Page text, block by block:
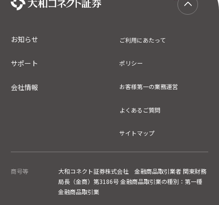
お知らせ
サポート
会社情報
ご利用にあたって
ポリシー
お客様第一の業務運営
よくあるご質問
サイトマップ
商号等
大和コネクト証券株式会社 金融商品取引業者 関東財務
局長（金商）第3186号 金融商品取引業の種別：第一種
金融商品取引業